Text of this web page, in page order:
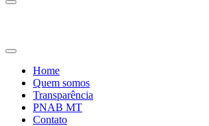
Home
Quem somos
Transparência
PNAB MT
Contato